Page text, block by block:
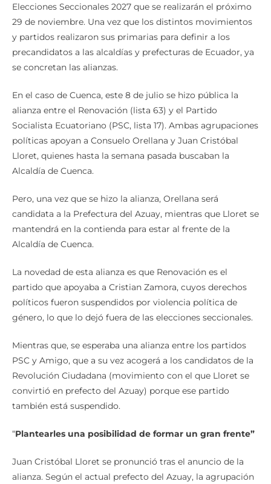
Elecciones Seccionales 2027 que se realizarán el próximo
29 de noviembre. Una vez que los distintos movimientos
y partidos realizaron sus primarias para definir a los
precandidatos a las alcaldías y prefecturas de Ecuador, ya
se concretan las alianzas.
En el caso de Cuenca, este 8 de julio se hizo pública la
alianza entre el Renovación (lista 63) y el Partido
Socialista Ecuatoriano (PSC, lista 17). Ambas agrupaciones
políticas apoyan a Consuelo Orellana y Juan Cristóbal
Lloret, quienes hasta la semana pasada buscaban la
Alcaldía de Cuenca.
Pero, una vez que se hizo la alianza, Orellana será
candidata a la Prefectura del Azuay, mientras que Lloret se
mantendrá en la contienda para estar al frente de la
Alcaldía de Cuenca.
La novedad de esta alianza es que Renovación es el
partido que apoyaba a Cristian Zamora, cuyos derechos
políticos fueron suspendidos por violencia política de
género, lo que lo dejó fuera de las elecciones seccionales.
Mientras que, se esperaba una alianza entre los partidos
PSC y Amigo, que a su vez acogerá a los candidatos de la
Revolución Ciudadana (movimiento con el que Lloret se
convirtió en prefecto del Azuay) porque ese partido
también está suspendido.
“Plantearles una posibilidad de formar un gran frente”
Juan Cristóbal Lloret se pronunció tras el anuncio de la
alianza. Según el actual prefecto del Azuay, la agrupación